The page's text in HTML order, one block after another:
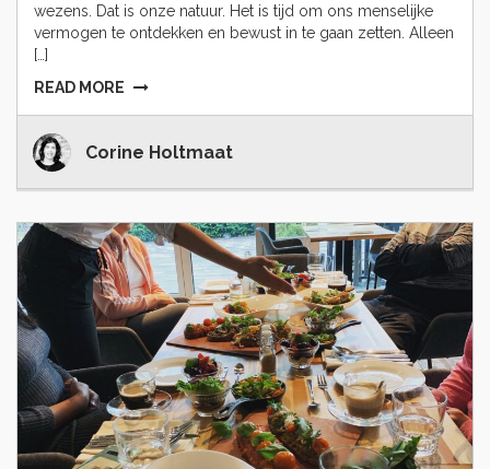
wezens. Dat is onze natuur. Het is tijd om ons menselijke
vermogen te ontdekken en bewust in te gaan zetten. Alleen
[…]
READ MORE
Corine Holtmaat